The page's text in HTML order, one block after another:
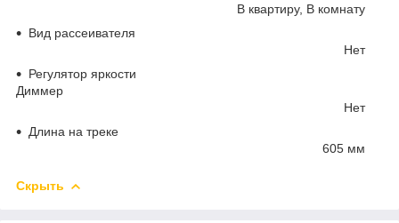
В квартиру, В комнату
Вид рассеивателя
Нет
Регулятор яркости
Диммер
Нет
Длина на треке
605 мм
Скрыть